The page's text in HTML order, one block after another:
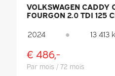
VOLKSWAGEN CADDY
FOURGON 2.0 TDI 125
KILOMÉTRAGE / PDC /
2024
● 13 413
€ 486,-
Par mois / 72 mois